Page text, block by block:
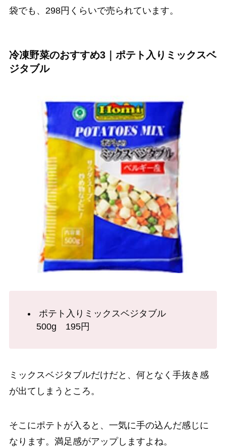
袋でも、298円くらいで売られています。
冷凍野菜のおすすめ3｜ポテト入りミックスベ
ジタブル
ポテト入りミックスベジタブル
500g 195円
ミックスベジタブルだけだと、何となく手抜き感
が出てしまうところ。
そこにポテトが入ると、一気に手の込んだ感じに
なります。満足感がアップしますよね。